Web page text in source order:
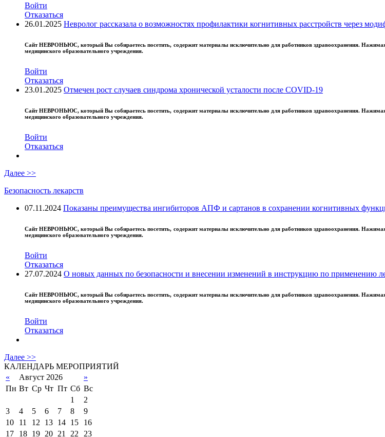
25.01.2025
II Национальный конгресс детских неврологов
Острая и хроническая цереброваскулярная
Войти
Отказаться
26.01.2025 Невролог рассказала о возможностях профилактики когнитивных расстройств через
СайтНЕВРОНЬЮС, который Вы собираетесь посетить, содержит материалы исключительно для работников здравоохранения.
медицинского образовательного учреждения.
Войти
Отказаться
23.01.2025 Отмечен рост случаев синдрома хронической усталости после COVID-19
СайтНЕВРОНЬЮС, который Вы собираетесь посетить, содержит материалы исключительно для работников здравоохранения.
медицинского образовательного учреждения.
Войти
Отказаться
Далее >>
Безопасность лекарств
07.11.2024 Показаны преимущества ингибиторов АПФ и сартанов в сохранении когнитивных
СайтНЕВРОНЬЮС, который Вы собираетесь посетить, содержит материалы исключительно для работников здравоохранения.
медицинского образовательного учреждения.
Войти
Отказаться
27.07.2024 О новых данных по безопасности и внесении изменений в инструкцию по применению
СайтНЕВРОНЬЮС, который Вы собираетесь посетить, содержит материалы исключительно для работников здравоохранения.
медицинского образовательного учреждения.
Войти
Отказаться
Далее >>
КАЛЕНДАРЬ МЕРОПРИЯТИЙ
«
Август 2026
»
Пн Вт Ср Чт Пт Сб Вс
1
2
3
4 5 6 7 8
9
10
11 12 13 14 15
16
17
18 19 20 21 22
23